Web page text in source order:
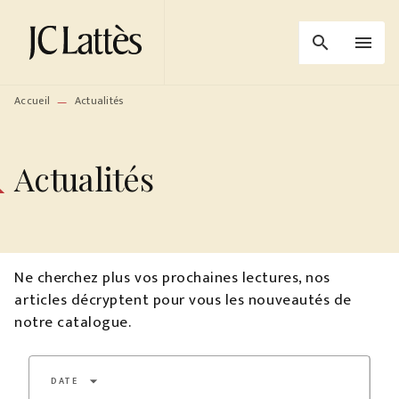
MENU RECHERCHE
PIED DE PAGE
search menu
Accueil — Actualités
Actualités
Ne cherchez plus vos prochaines lectures, nos
articles décryptent pour vous les nouveautés de
notre catalogue.
DATE arrow_drop_down